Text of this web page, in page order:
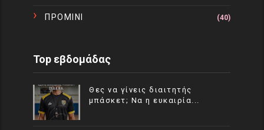
ΠΡΟΜΙΝΙ (40)
Top εβδομάδας
Θες να γίνεις διαιτητής
μπάσκετ; Να η ευκαιρία...